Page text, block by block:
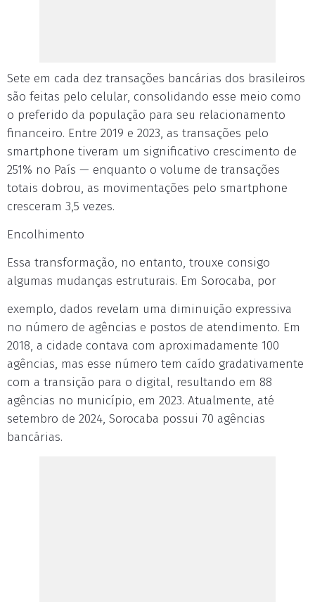
Sete em cada dez transações bancárias dos brasileiros
são feitas pelo celular, consolidando esse meio como
o preferido da população para seu relacionamento
financeiro. Entre 2019 e 2023, as transações pelo
smartphone tiveram um significativo crescimento de
251% no País — enquanto o volume de transações
totais dobrou, as movimentações pelo smartphone
cresceram 3,5 vezes.
Encolhimento
Essa transformação, no entanto, trouxe consigo
algumas mudanças estruturais. Em Sorocaba, por
exemplo, dados revelam uma diminuição expressiva
no número de agências e postos de atendimento. Em
2018, a cidade contava com aproximadamente 100
agências, mas esse número tem caído gradativamente
com a transição para o digital, resultando em 88
agências no município, em 2023. Atualmente, até
setembro de 2024, Sorocaba possui 70 agências
bancárias.